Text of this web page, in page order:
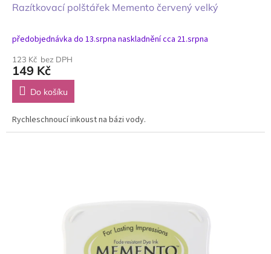
Razítkovací polštářek Memento červený velký
předobjednávka do 13.srpna naskladnění cca 21.srpna
123 Kč bez DPH
149 Kč
Do košíku
Rychleschnoucí inkoust na bázi vody.